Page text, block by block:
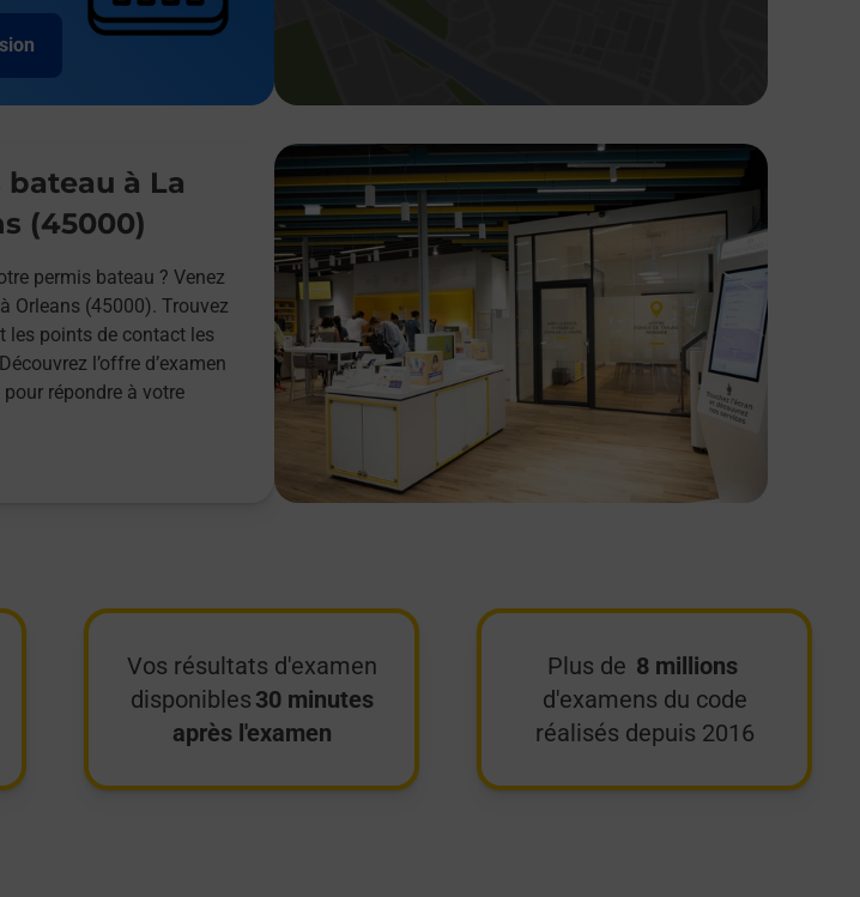
à La
(45000)
permis bateau ? Venez
Orleans (45000). Trouvez
les points de contact les
l’offre d’examen
répondre à votre
Vos résultats d'examen
disponibles 30 minutes
après l'examen
Plus de 8 millions
d'examens du code
réalisés depuis 2016